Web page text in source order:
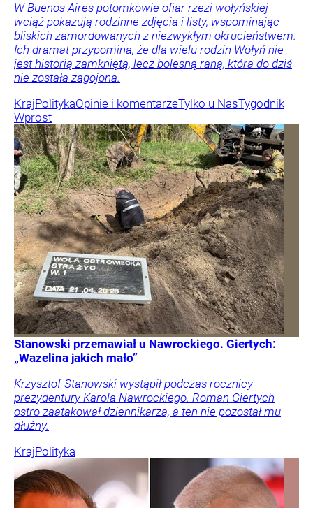
W Buenos Aires potomkowie ofiar rzezi wołyńskiej
wciąż pokazują rodzinne zdjęcia i listy, wspominając
bliskich zamordowanych z niezwykłym okrucieństwem.
Ich dramat przypomina, że dla wielu rodzin Wołyń nie
jest historią zamkniętą, lecz bolesną raną, która do dziś
nie została zagojona.
KrajPolitykaOpinie i komentarzeTylko u NasTygodnik
Wprost
Stanowski przemawiał u Nawrockiego. Giertych:
„Wazelina jakich mało”
Krzysztof Stanowski wystąpił podczas rocznicy
prezydentury Karola Nawrockiego. Roman Giertych
ostro zaatakował dziennikarza, a ten nie pozostał mu
dłużny.
KrajPolityka